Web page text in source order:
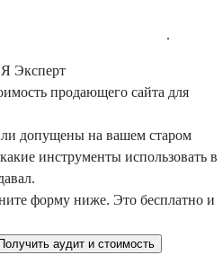
.
продающего сайта для
допущены на вашем старом
инструменты использовать в
форму ниже. Это бесплатно и
Получить аудит и стоимость